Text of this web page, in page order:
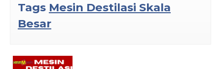
Tags Mesin Destilasi Skala
Besar